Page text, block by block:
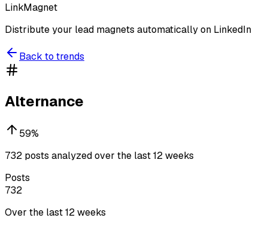
LinkMagnet
Distribute your lead magnets automatically on LinkedIn
Back to trends
Alternance
59%
732 posts analyzed over the last 12 weeks
Posts
732
Over the last 12 weeks